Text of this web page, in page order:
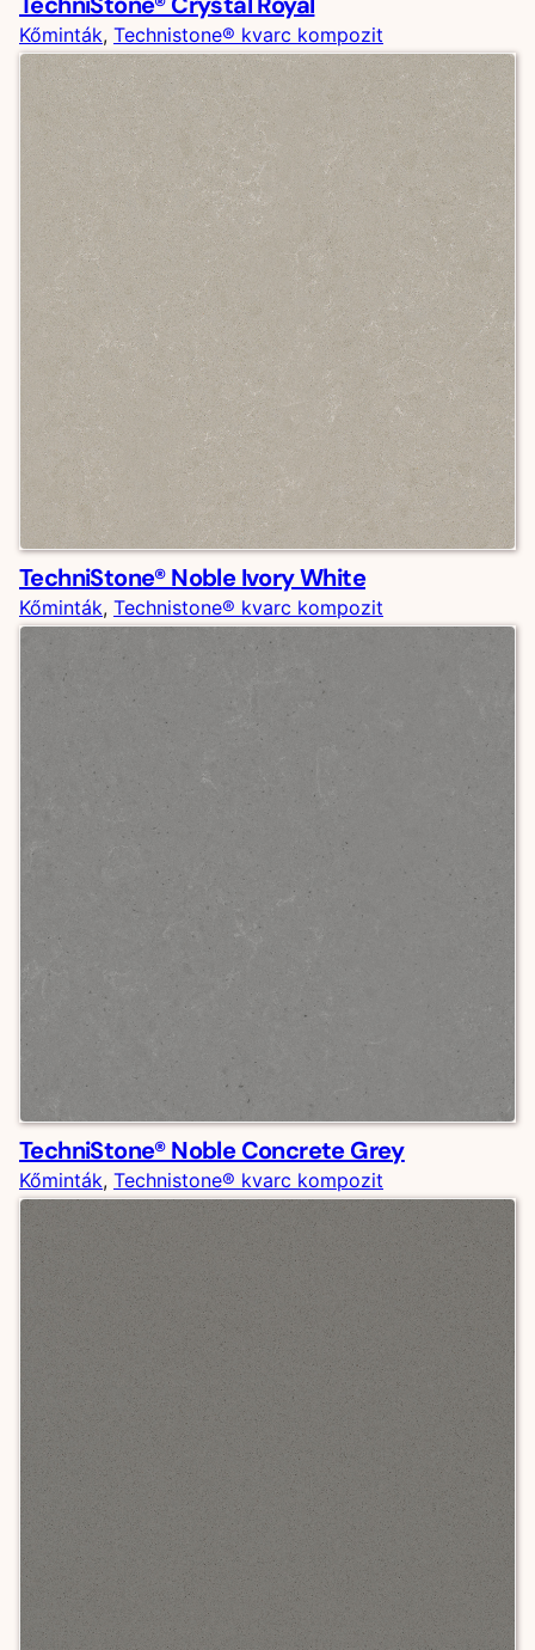
Kőminták, Technistone® kvarc kompozit
TechniStone® Noble Ivory White
Kőminták, Technistone® kvarc kompozit
TechniStone® Noble Concrete Grey
Kőminták, Technistone® kvarc kompozit